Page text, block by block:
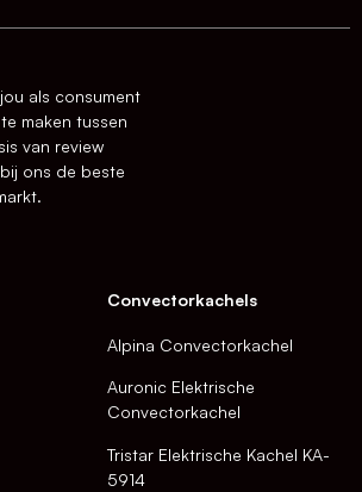
als consument
maken tussen
van review
ons de beste
Convectorkachels
Alpina Convectorkachel
Auronic Elektrische
Convectorkachel
Tristar Elektrische Kachel KA-
5914